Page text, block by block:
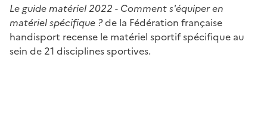
Le guide matériel 2022 - Comment s'équiper en
matériel spécifique ?de la Fédération française
handisport recense le matériel sportif spécifique au
sein de 21 disciplines sportives.